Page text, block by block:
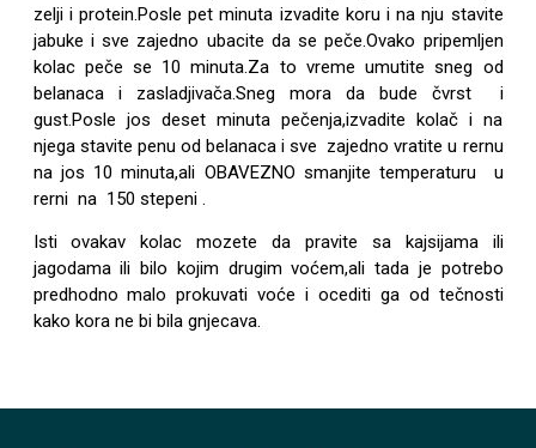
zelji i protein.Posle pet minuta izvadite koru i na nju stavite
jabuke i sve zajedno ubacite da se peče.Ovako pripemljen
kolac peče se 10 minuta.Za to vreme umutite sneg od
belanaca i zasladjivača.Sneg mora da bude čvrst i
gust.Posle jos deset minuta pečenja,izvadite kolač i na
njega stavite penu od belanaca i sve zajedno vratite u rernu
na jos 10 minuta,ali OBAVEZNO smanjite temperaturu u
rerni na 150 stepeni .
Isti ovakav kolac mozete da pravite sa kajsijama ili
jagodama ili bilo kojim drugim voćem,ali tada je potrebo
predhodno malo prokuvati voće i ocediti ga od tečnosti
kako kora ne bi bila gnjecava.